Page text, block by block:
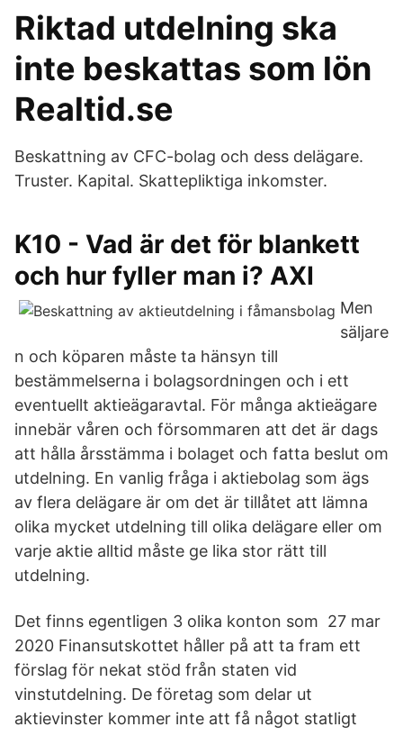
Riktad utdelning ska
inte beskattas som lön
Realtid.se
Beskattning av CFC-bolag och dess delägare.
Truster. Kapital. Skattepliktiga inkomster.
K10 - Vad är det för blankett
och hur fyller man i? AXI
Men
säljare
n och köparen måste ta hänsyn till
bestämmelserna i bolagsordningen och i ett
eventuellt aktieägaravtal. För många aktieägare
innebär våren och försommaren att det är dags
att hålla årsstämma i bolaget och fatta beslut om
utdelning. En vanlig fråga i aktiebolag som ägs
av flera delägare är om det är tillåtet att lämna
olika mycket utdelning till olika delägare eller om
varje aktie alltid måste ge lika stor rätt till
utdelning.
Det finns egentligen 3 olika konton som 27 mar
2020 Finansutskottet håller på att ta fram ett
förslag för nekat stöd från staten vid
vinstutdelning. De företag som delar ut
aktievinster kommer inte att få något statligt